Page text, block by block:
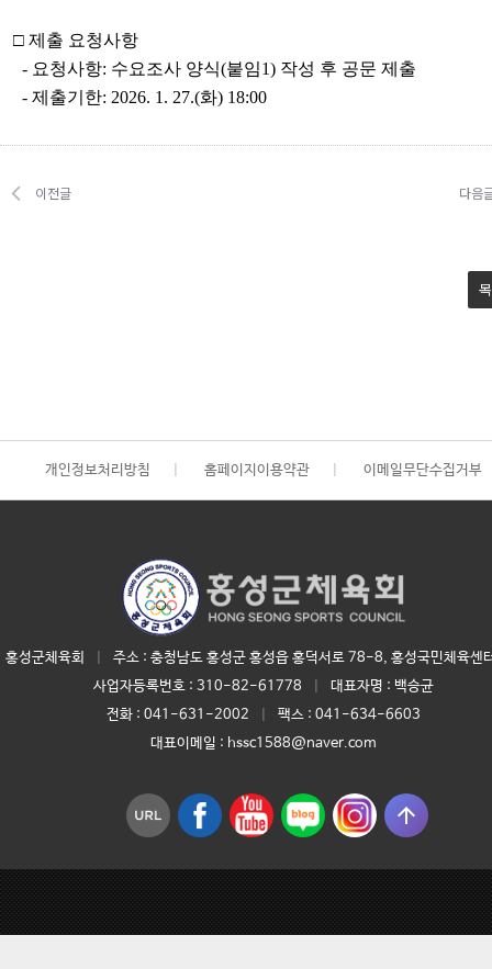
□ 제출 요청사항
- 요청사항: 수요조사 양식(붙임1) 작성 후 공문 제출
- 제출기한: 2026. 1. 27.(화) 18:00
이전글 다음
개인정보처리방침 홈페이지이용약관 이메일무단수집거부
홍성군체육회
주소 : 충청남도 홍성군 홍성읍 홍덕서로 78-8, 홍성국민체육센
사업자등록번호 : 310-82-61778 대표자명 : 백승균
전화 : 041-631-2002
팩스 : 041-634-6603
대표이메일 : hssc1588@naver.com
arrow_upward